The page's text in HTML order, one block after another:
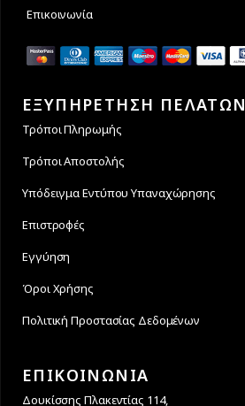
Επικοινωνία
ΕΞΥΠΗΡΕΤΗΣΗ ΠΕΛΑΤΩΝ
Τρόποι Πληρωμής
Τρόποι Αποστολής
Υπόδειγμα Εντύπου Υπαναχώρησης
Επιστροφές
Εγγύηση
Όροι Χρήσης
Πολιτική Προστασίας Δεδομένων
ΕΠΙΚΟΙΝΩΝΙΑ
Δουκίσσης Πλακεντίας 114,